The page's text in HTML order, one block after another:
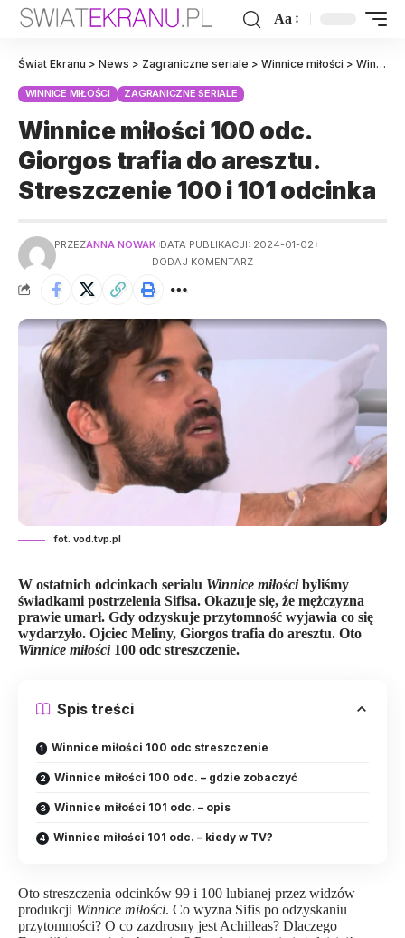
Aa
Świat Ekranu > News > Zagraniczne seriale > Winnice miłości > Winnice miłości 100 odc. Giorgos trafia do aresztu. Streszczenie 100 i 101 odcinka
WINNICE MIŁOŚCI ZAGRANICZNE SERIALE
Winnice miłości 100 odc.
Giorgos trafia do aresztu.
Streszczenie 100 i 101 odcinka
PRZEZANNA NOWAK DATA PUBLIKACJI: 2024-01-02
DODAJ KOMENTARZ
fot. vod.tvp.pl
W ostatnich odcinkach serialu Winnice miłościbyliśmy
świadkami postrzelenia Sifisa. Okazuje się, że mężczyzna
prawie umarł. Gdy odzyskuje przytomność wyjawia co się
wydarzyło. Ojciec Meliny, Giorgos trafia do aresztu. Oto
Winnice miłości100 odc streszczenie.
Spis treści
Winnice miłości 100 odc streszczenie
Winnice miłości 100 odc. – gdzie zobaczyć
Winnice miłości 101 odc. – opis
Winnice miłości 101 odc. – kiedy w TV?
Oto streszczenia odcinków 99 i 100 lubianej przez widzów
produkcji Winnice miłości. Co wyzna Sifis po odzyskaniu
przytomności? O co zazdrosny jest Achilleas? Dlaczego